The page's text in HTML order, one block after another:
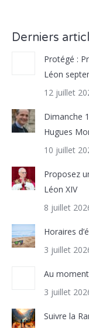
Derniers
Protégé :
Léon
12 juillet
Dimanche
Hugues
10 juillet
Proposez
Léon XIV
8 juillet
Horaires
3 juillet
Au
3 juillet
Suivre la